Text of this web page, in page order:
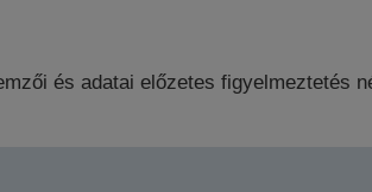
és adatai előzetes figyelmeztetés